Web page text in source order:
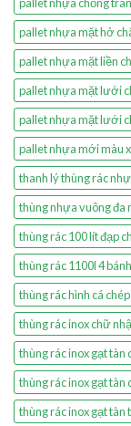
pallet nhựa mặt hở
pallet nhựa mặt liền
pallet nhựa mặt lưới
pallet nhựa mặt lưới
pallet nhựa mới màu
thanh lý thùng rác
thùng nhựa vuông đa
thùng rác 100 lít đạp
thùng rác 1100l 4
thùng rác hình cá
thùng rác inox chữ
thùng rác inox gạt
thùng rác inox gạt
thùng rác inox gạt tàn